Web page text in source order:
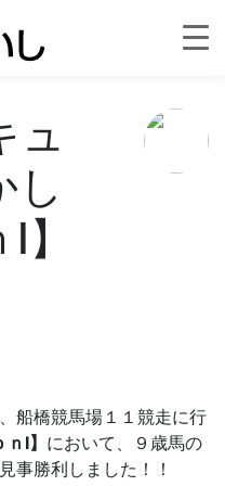
ュ
し
船橋競馬場１１競走に行
Ⅰ】 において、９歳馬の
事勝利しました！！